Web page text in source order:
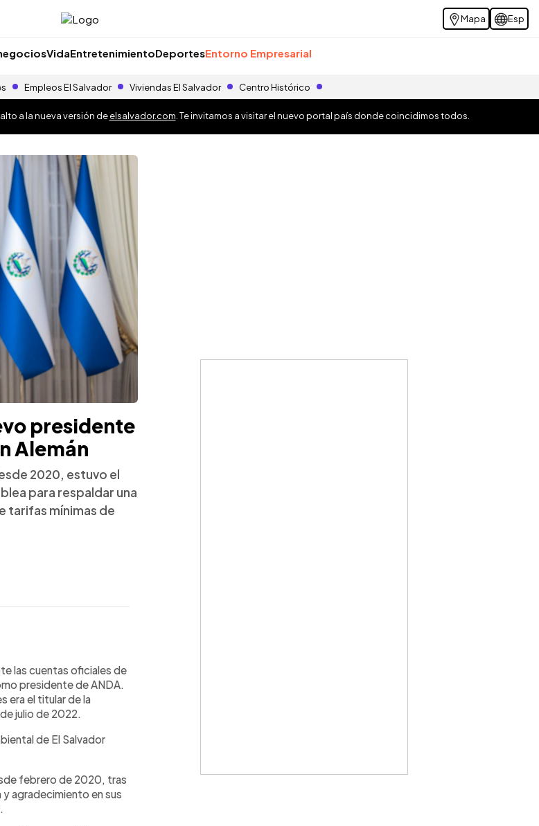
Mapa Esp
VidaEntretenimientoDeportesEntorno Empresarial
Empleos El Salvador Viviendas El Salvador Centro Histórico
a la nueva versión deelsalvador.com . Te invitamos a visitar el nuevo portal país donde coincidimos todos.
presidente
Alemán
2020, estuvo el
para respaldar una
tarifas mínimas de
las cuentas oficiales de
presidente de ANDA.
era el titular de la
julio de 2022.
de El Salvador
febrero de 2020, tras
agradecimiento en sus